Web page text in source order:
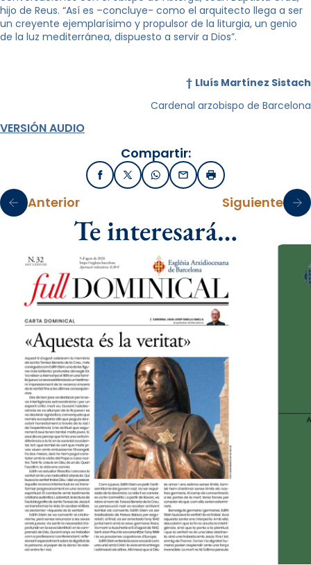
hijo de Reus. “Así es –concluye- como el arquitecto llega a ser
un creyente ejemplarísimo y propulsor de la liturgia, un genio
de la luz mediterránea, dispuesto a servir a Dios”.
† Lluís Martínez Sistach
Cardenal arzobispo de Barcelona
VERSIÓN AUDIO
Compartir:
FacebookX / TwitterWhatsApp
EmailImprimir
Anterior Siguiente
Te interesará…